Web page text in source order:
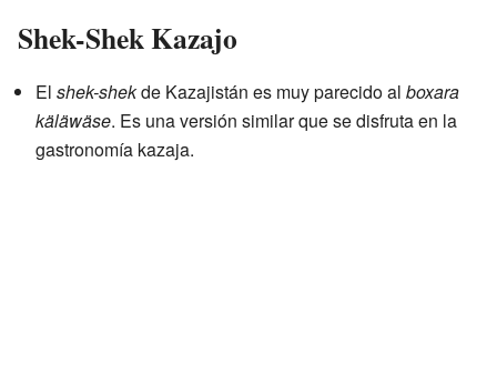
Shek-Shek Kazajo
El shek-shekde Kazajistán es muy parecido al boxara
käläwäse. Es una versión similar que se disfruta en la
gastronomía kazaja.